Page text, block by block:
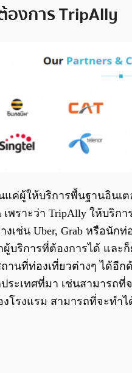
องการ TripAlly
แค่ผู้ให้บริการพื้นฐานอินเต
เพราะว่า TripAlly ให้บริก
เช่น Uber, Grab หรือนักท่
ผู้บริการที่ต้องการได้ และ
านที่ท่องเที่ยวต่างๆ ได้อีก
ระเทศที่มา เช่นสามารถที่
โรงแรม สามารถที่จะทำไ